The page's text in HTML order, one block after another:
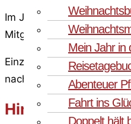
Mein Jahr in
Abenteuer
Fahrt ins
Doppelt hält
Im Januar des
Mitgliedsbescheinigung.
Einzelspenden können
nachgewiesen werden.
Hinweise zu